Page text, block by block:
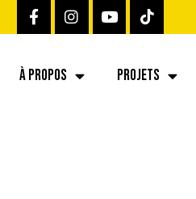
À PROPOS PROJETS